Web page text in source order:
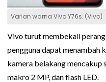
Varian warna Vivo Y76s. (Vivo)
Vivo turut membekali
pengguna dapat menambah
kamera belakang mencakup
makro 2 MP, dan flash LED.